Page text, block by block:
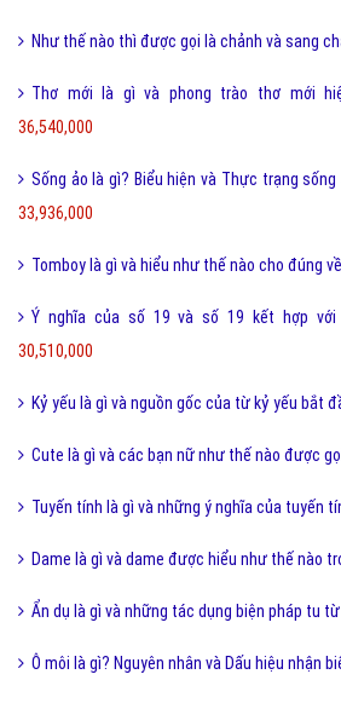
Như thế nào thì được gọi là chảnh và sang
Thơ mới là gì và phong trào thơ mới
36,540,000
Sống ảo là gì? Biểu hiện và Thực trạng
33,936,000
Tomboy là gì và hiểu như thế nào cho đúng
Ý nghĩa của số 19 và số 19 kết hợp
30,510,000
Kỷ yếu là gì và nguồn gốc của từ kỷ yếu bắt
Cute là gì và các bạn nữ như thế nào được
Tuyến tính là gì và những ý nghĩa của tuyến
Dame là gì và dame được hiểu như thế nào
Ẩn dụ là gì và những tác dụng biện pháp tu
Ô môi là gì? Nguyên nhân và Dấu hiệu nhận